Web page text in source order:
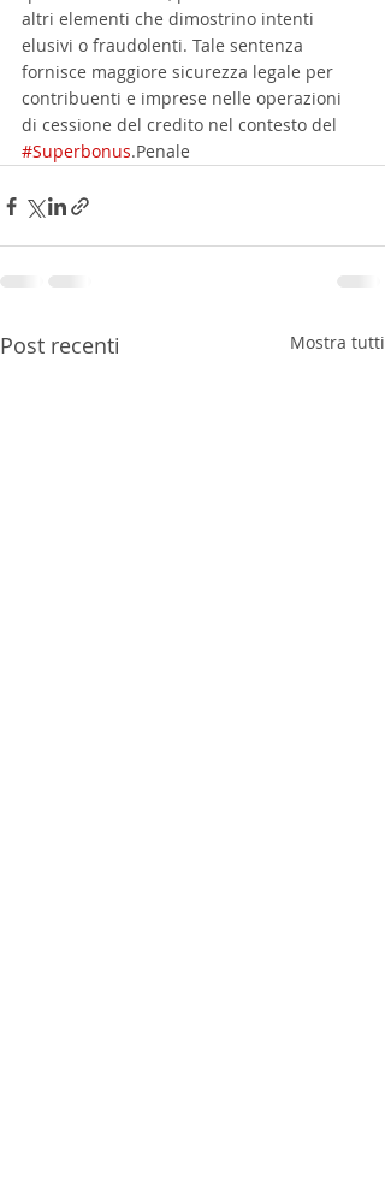
altri elementi che dimostrino intenti
elusivi o fraudolenti. Tale sentenza
fornisce maggiore sicurezza legale per
contribuenti e imprese nelle operazioni
di cessione del credito nel contesto del
#Superbonus.Penale
Post recenti Mostra tutti